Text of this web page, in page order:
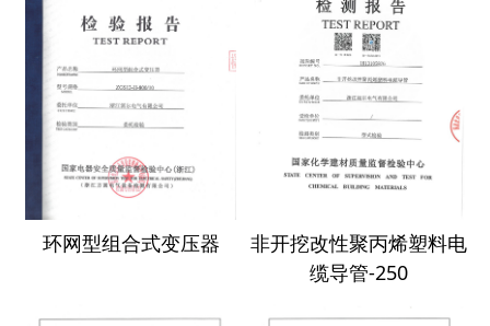
环网型组合式变压器
非开挖改性聚丙烯塑料电
缆导管-250